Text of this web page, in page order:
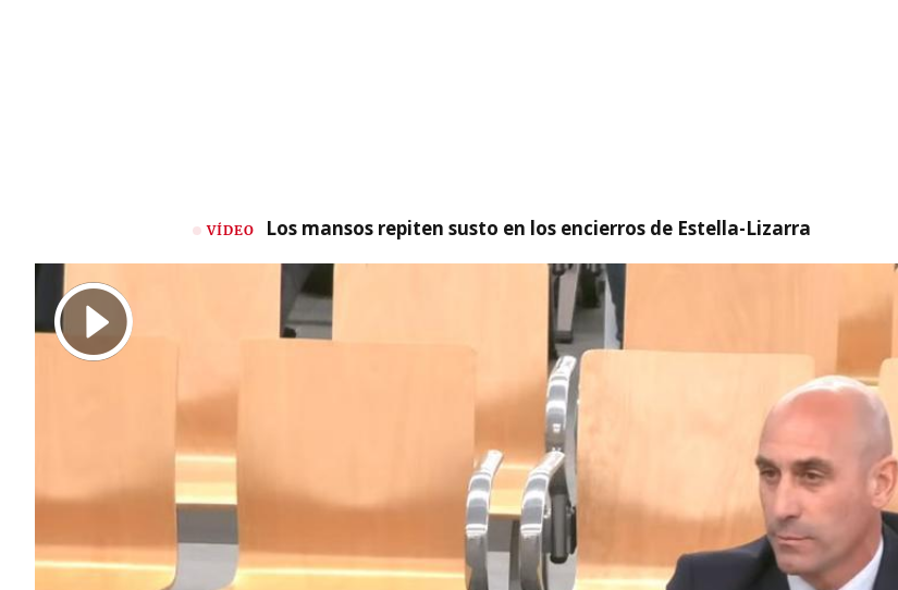
VÍDEO Los mansos repiten susto en los encierros de Estella-Lizarra